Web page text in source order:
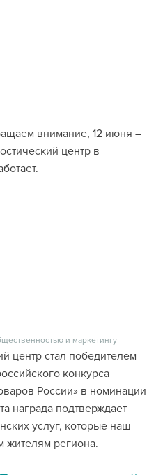
внимание, 12 июня –
центр в
и маркетингу
центр стал победителем
конкурса
России» в номинации
награда подтверждает
услуг, которые наш
жителям региона.